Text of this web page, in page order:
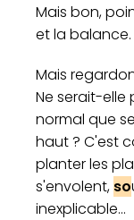
Mais bon,
et la balance.
Mais
Ne serait-elle
normal que
haut ? C'est
planter les
s'envolent, so
inexplicable...